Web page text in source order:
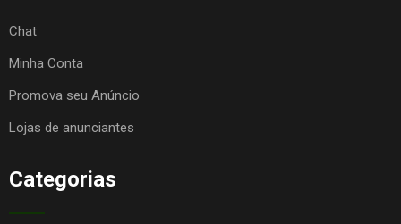
Chat
Minha Conta
Promova seu Anúncio
Lojas de anunciantes
Categorias